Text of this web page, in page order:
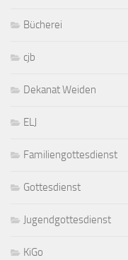
Bücherei
cjb
Dekanat Weiden
ELJ
Familiengottesdienst
Gottesdienst
Jugendgottesdienst
KiGo